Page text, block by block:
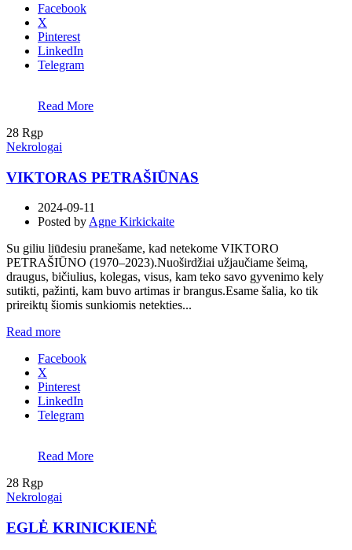
Facebook
X
Pinterest
LinkedIn
Telegram
Read More
28 Rgp
Nekrologai
VIKTORAS PETRAŠIŪNAS
2024-09-11
Posted by Agne Kirkickaite
Su giliu liūdesiu pranešame, kad netekome VIKTORO
PETRAŠIŪNO (1970–2023).Nuoširdžiai užjaučiame šeimą,
draugus, bičiulius, kolegas, visus, kam teko savo gyvenimo kely
sutikti, pažinti, kam buvo artimas ir brangus.Esame šalia, ko tik
prireiktų šiomis sunkiomis netekties...
Read more
Facebook
X
Pinterest
LinkedIn
Telegram
Read More
28 Rgp
Nekrologai
EGLĖ KRINICKIENĖ